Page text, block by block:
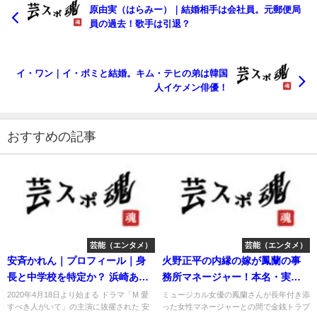
原由実（はらみー）｜結婚相手は会社員。元郵便局
員の過去！歌手は引退？
イ・ワン｜イ・ボミと結婚。キム・テヒの弟は韓国
人イケメン俳優！
おすすめの記事
芸能（エンタメ）
安斉かれん｜プロフィール｜身
長と中学校を特定か？ 浜崎あゆ
みで話題！
2020年4月18日より始まる ドラマ「M 愛
すべき人がいて」の主演に抜擢された 安
芸能（エンタメ）
火野正平の内縁の嫁が鳳蘭の事
務所マネージャー！本名・実名
は？
ミュージカル女優の鳳蘭さんが長年付き添
った女性マネージャーとの間で金銭トラブ